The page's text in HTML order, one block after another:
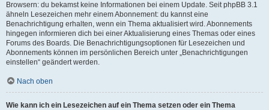
Browsern: du bekamst keine Informationen bei einem Update. Seit phpBB 3.1
ähneln Lesezeichen mehr einem Abonnement: du kannst eine
Benachrichtigung erhalten, wenn ein Thema aktualisiert wird. Abonnements
hingegen informieren dich bei einer Aktualisierung eines Themas oder eines
Forums des Boards. Die Benachrichtigungsoptionen für Lesezeichen und
Abonnements können im persönlichen Bereich unter „Benachrichtigungen
einstellen“ geändert werden.
Nach oben
Wie kann ich ein Lesezeichen auf ein Thema setzen oder ein Thema